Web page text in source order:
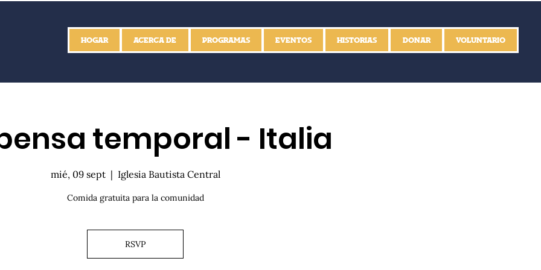
HOGAR ACERCA DE PROGRAMAS EVENTOS HISTORIAS DONAR VOLUNTARIO
temporal - Italia
mié, 09 sept
  |
Iglesia Bautista Central
Comida gratuita para la comunidad
RSVP